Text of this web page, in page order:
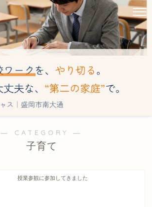
― CATEGORY ―
子育て
授業参観に参加してきました